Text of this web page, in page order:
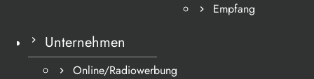
Empfang
Unternehmen
Online/Radiowerbung